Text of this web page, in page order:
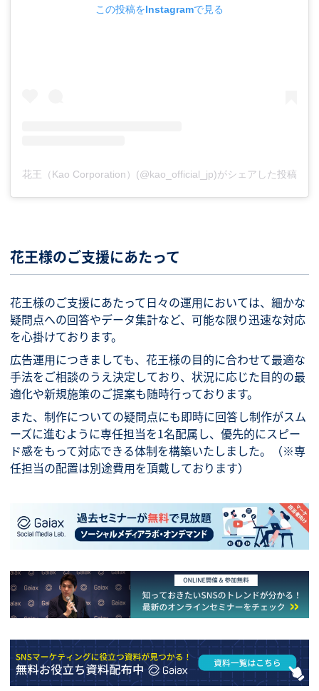
この投稿をInstagramで見る
花王（Kao Corporation）(@kao_official_jp)がシェアした投稿
花王様のご支援にあたって
花王様のご支援にあたって日々の運用においては、細かな
疑問点への回答やデータ集計など、可能な限り迅速な対応
を心掛けております。
広告運用につきましても、花王様の目的に合わせて最適な
手法をご相談のうえ決定しており、状況に応じた目的の最
適化や新規施策のご提案も随時行っております。
また、制作についての疑問点にも即時に回答し制作がスム
ーズに進むように専任担当を1名配属し、優先的にスピー
ド感をもって対応できる体制を構築いたしました。（※専
任担当の配置は別途費用を頂戴しております）